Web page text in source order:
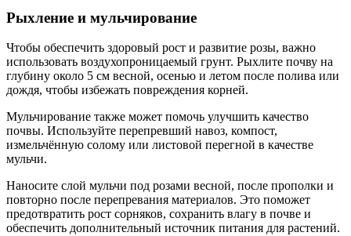
Рыхление и мульчирование
Чтобы обеспечить здоровый рост и развитие розы, важно
использовать воздухопроницаемый грунт. Рыхлите почву на
глубину около 5 см весной, осенью и летом после полива или
дождя, чтобы избежать повреждения корней.
Мульчирование также может помочь улучшить качество
почвы. Используйте перепревший навоз, компост,
измельчённую солому или листовой перегной в качестве
мульчи.
Наносите слой мульчи под розами весной, после прополки и
повторно после перепревания материалов. Это поможет
предотвратить рост сорняков, сохранить влагу в почве и
обеспечить дополнительный источник питания для растений.